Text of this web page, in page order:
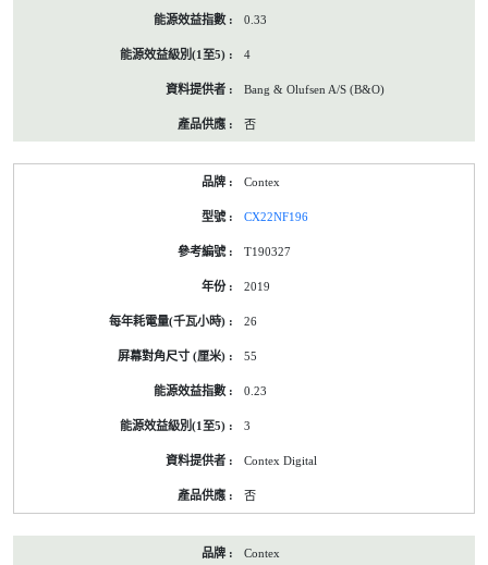
0.33
4
Bang & Olufsen A/S (B&O)
否
Contex
CX22NF196
T190327
2019
26
55
0.23
3
Contex Digital
否
Contex